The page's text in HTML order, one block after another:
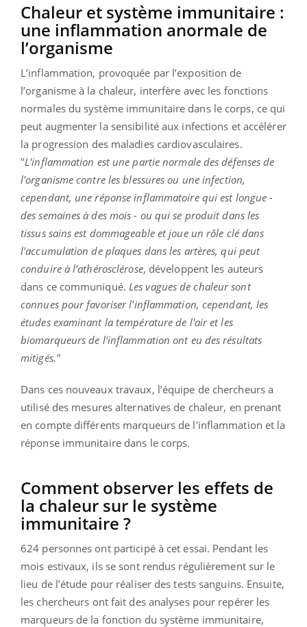
Chaleur et système immunitaire :
une inflammation anormale de
l’organisme
L’inflammation, provoquée par l’exposition de
l’organisme à la chaleur, interfère avec les fonctions
normales du système immunitaire dans le corps, ce qui
peut augmenter la sensibilité aux infections et accélérer
la progression des maladies cardiovasculaires.
"L'inflammation est une partie normale des défenses de
l'organisme contre les blessures ou une infection,
cependant, une réponse inflammatoire qui est longue -
des semaines à des mois - ou qui se produit dans les
tissus sains est dommageable et joue un rôle clé dans
l'accumulation de plaques dans les artères, qui peut
conduire à l’athérosclérose, développent les auteurs
dans ce communiqué. Les vagues de chaleur sont
connues pour favoriser l'inflammation, cependant, les
études examinant la température de l'air et les
biomarqueurs de l'inflammation ont eu des résultats
mitigés."
Dans ces nouveaux travaux, l’équipe de chercheurs a
utilisé des mesures alternatives de chaleur, en prenant
en compte différents marqueurs de l'inflammation et la
réponse immunitaire dans le corps.
Comment observer les effets de
la chaleur sur le système
immunitaire ?
624 personnes ont participé à cet essai. Pendant les
mois estivaux, ils se sont rendus régulièrement sur le
lieu de l’étude pour réaliser des tests sanguins. Ensuite,
les chercheurs ont fait des analyses pour repérer les
marqueurs de la fonction du système immunitaire,